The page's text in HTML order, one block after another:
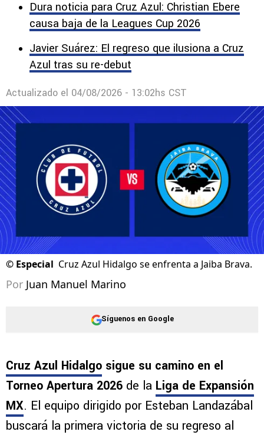
Dura noticia para Cruz Azul: Christian Ebere
causa baja de la Leagues Cup 2026
Javier Suárez: El regreso que ilusiona a Cruz
Azul tras su re-debut
Actualizado el 04/08/2026 - 13:02hs CST
© Especial Cruz Azul Hidalgo se enfrenta a Jaiba Brava.
Por Juan Manuel Marino
Síguenos en Google
Cruz Azul Hidalgo sigue su camino en el
Torneo Apertura 2026 de la Liga de Expansión
MX. El equipo dirigido por Esteban Landazábal
buscará la primera victoria de su regreso al